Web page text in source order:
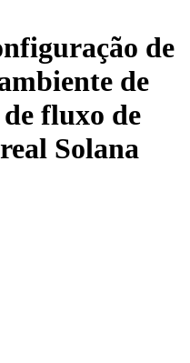
de
de
fluxo de
Solana